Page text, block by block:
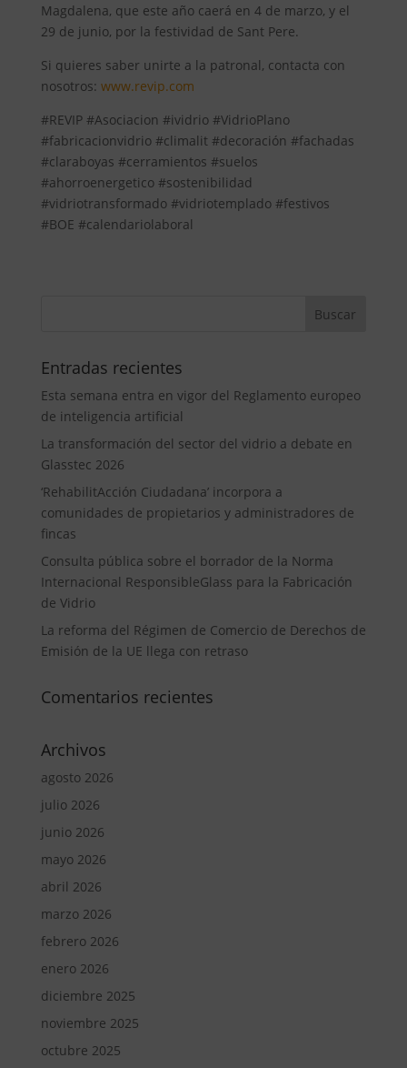
Magdalena, que este año caerá en 4 de marzo, y el
29 de junio, por la festividad de Sant Pere.
Si quieres saber unirte a la patronal, contacta con
nosotros: www.revip.com
#REVIP #Asociacion #ividrio #VidrioPlano
#fabricacionvidrio #climalit #decoración #fachadas
#claraboyas #cerramientos #suelos
#ahorroenergetico #sostenibilidad
#vidriotransformado #vidriotemplado #festivos
#BOE #calendariolaboral
Entradas recientes
Esta semana entra en vigor del Reglamento europeo
de inteligencia artificial
La transformación del sector del vidrio a debate en
Glasstec 2026
‘RehabilitAcción Ciudadana’ incorpora a
comunidades de propietarios y administradores de
fincas
Consulta pública sobre el borrador de la Norma
Internacional ResponsibleGlass para la Fabricación
de Vidrio
La reforma del Régimen de Comercio de Derechos de
Emisión de la UE llega con retraso
Comentarios recientes
Archivos
agosto 2026
julio 2026
junio 2026
mayo 2026
abril 2026
marzo 2026
febrero 2026
enero 2026
diciembre 2025
noviembre 2025
octubre 2025